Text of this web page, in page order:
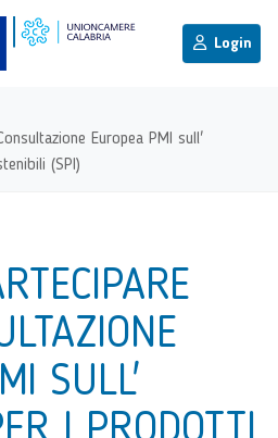
Login
principale
Europea PMI sull'
(SPI)
SULL'